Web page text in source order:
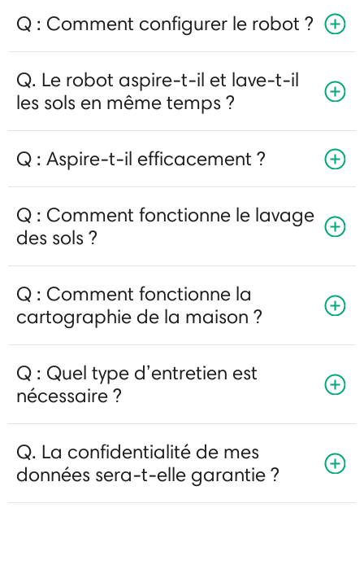
Q : Comment configurer le robot ?
Q. Le robot aspire-t-il et lave-t-il
les sols en même temps ?
Q : Aspire-t-il efficacement ?
Q : Comment fonctionne le lavage
des sols ?
Q : Comment fonctionne la
cartographie de la maison ?
Q : Quel type d’entretien est
nécessaire ?
Q. La confidentialité de mes
données sera-t-elle garantie ?